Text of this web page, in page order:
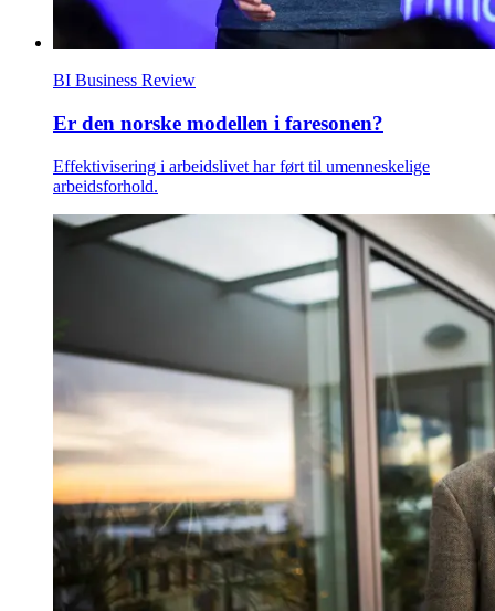
BI Business Review
Er den norske modellen i faresonen?
Effektivisering i arbeidslivet har ført til umenneskelige
arbeidsforhold.